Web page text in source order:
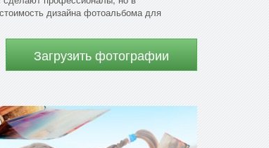
дизайна фотоальбома для
Загрузить фотографии